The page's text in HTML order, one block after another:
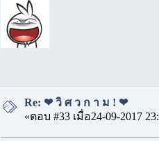
Re: ❤ วิ ศ ว ก า ม ! ❤
«ตอบ #33 เมื่อ24-09-2017